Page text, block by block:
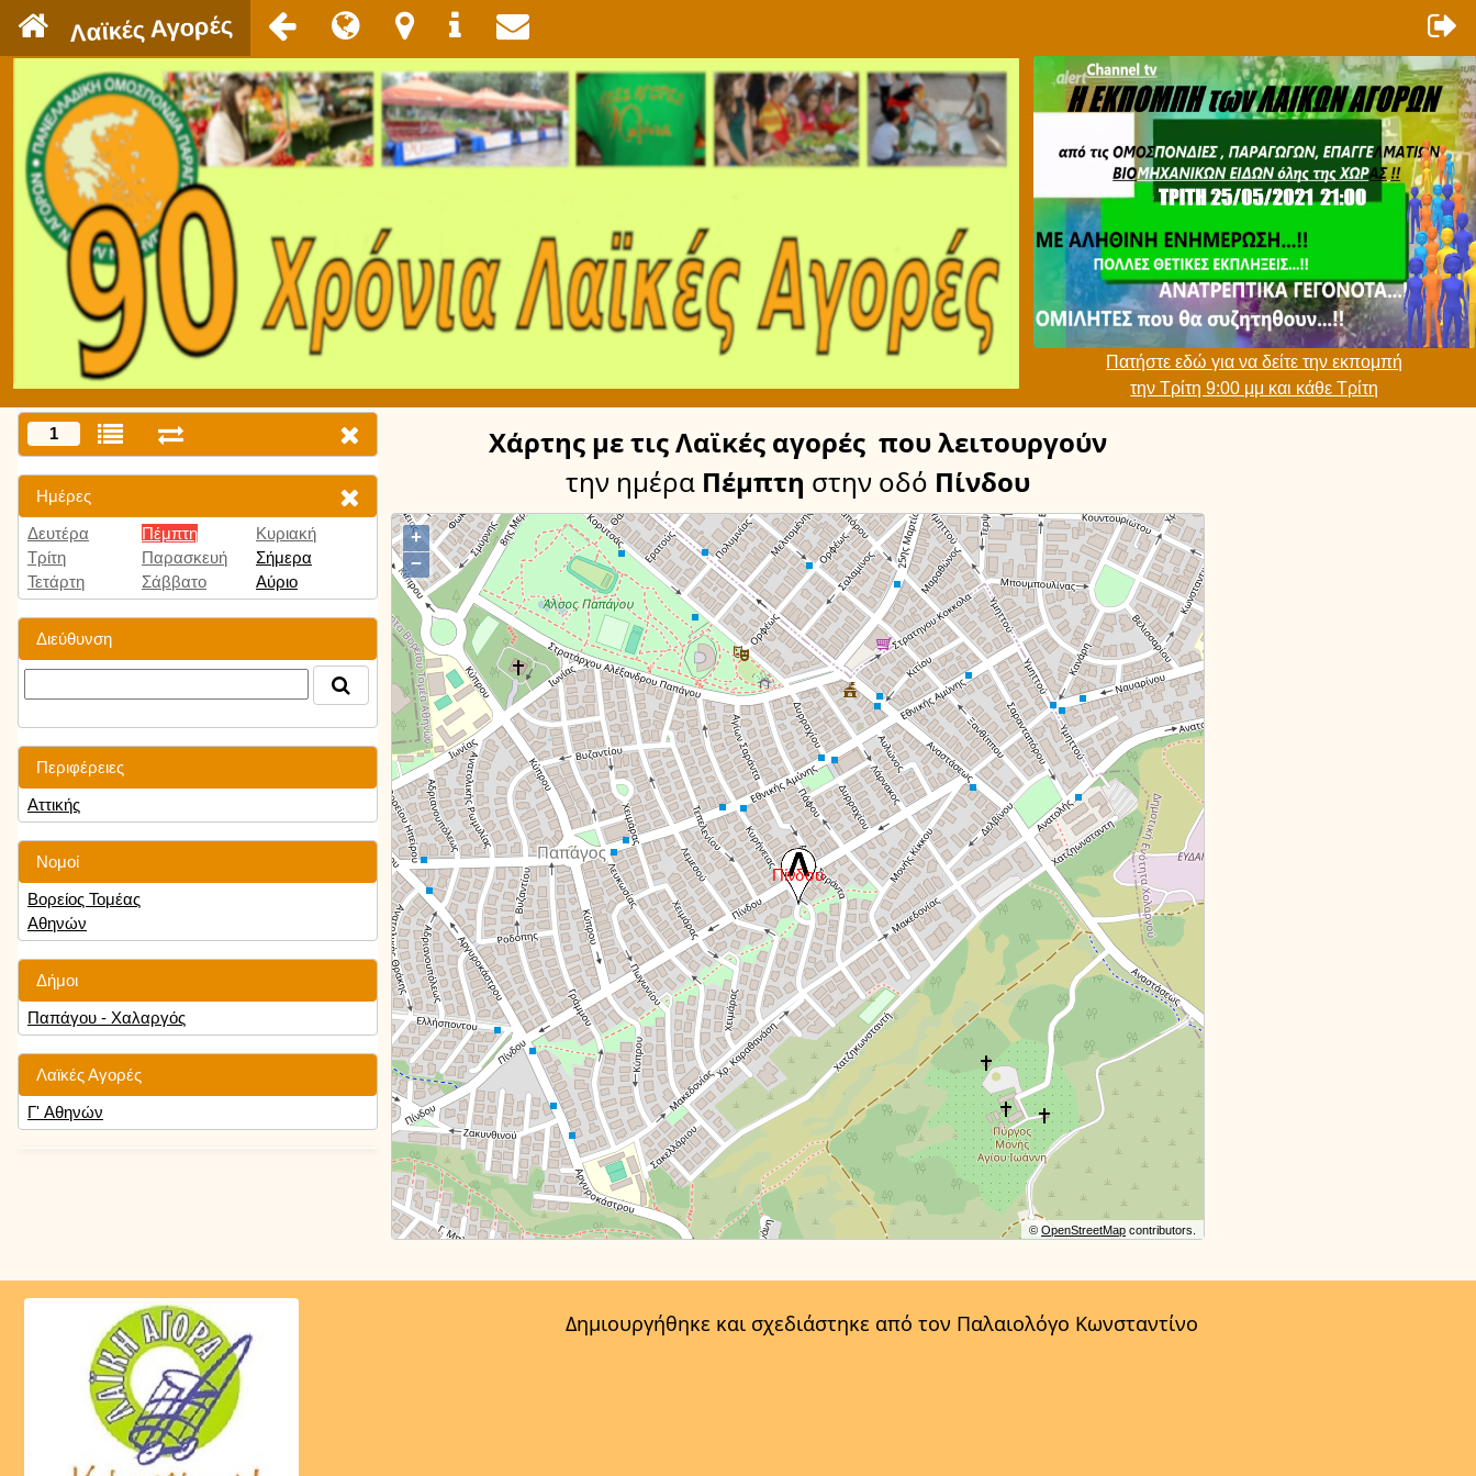
Λαϊκές Αγορές
Πατήστε εδώ για να δείτε την εκπομπή
την Τρίτη 9:00 μμ και κάθε Τρίτη
1
Ημέρες
Δευτέρα
Τρίτη
Τετάρτη
Πέμπτη
Παρασκευή
Σάββατο
Κυριακή
Σήμερα
Αύριο
Διεύθυνση
Περιφέρειες
Αττικής
Νομοί
Βορείος Τομέας
Αθηνών
Δήμοι
Παπάγου - Χαλαργός
Λαϊκές Αγορές
Γ' Αθηνών
Χάρτης με τις Λαϊκές αγορές που λειτουργούν
την ημέρα Πέμπτη στην οδό Πίνδου
+
−
©OpenStreetMap contributors.
Δημιουργήθηκε και σχεδιάστηκε από τον Παλαιολόγο Κωνσταντίνο